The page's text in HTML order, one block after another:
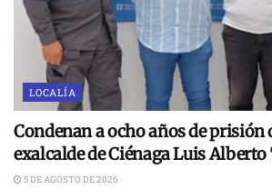
LOCALÍA
Condenan a ocho años de
exalcalde de Ciénaga Luis Alberto
5 DE AGOSTO DE 2026